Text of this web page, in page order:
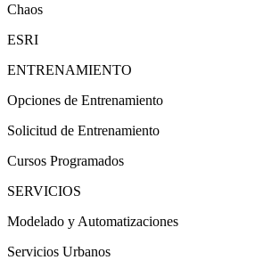
Chaos
ESRI
ENTRENAMIENTO
Opciones de Entrenamiento
Solicitud de Entrenamiento
Cursos Programados
SERVICIOS
Modelado y Automatizaciones
Servicios Urbanos